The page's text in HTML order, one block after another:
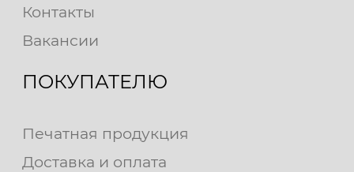
Контакты
Вакансии
ПОКУПАТЕЛЮ
Печатная продукция
Доставка и оплата